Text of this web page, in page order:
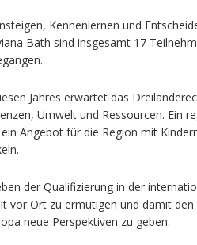
Kennenlernen und
Bath sind insgesamt 17
Jahres erwartet das
Umwelt und Ressourcen. Ein
Angebot für die Region mit
der Qualifizierung in der
vor Ort zu ermutigen und damit
neue Perspektiven zu geben.